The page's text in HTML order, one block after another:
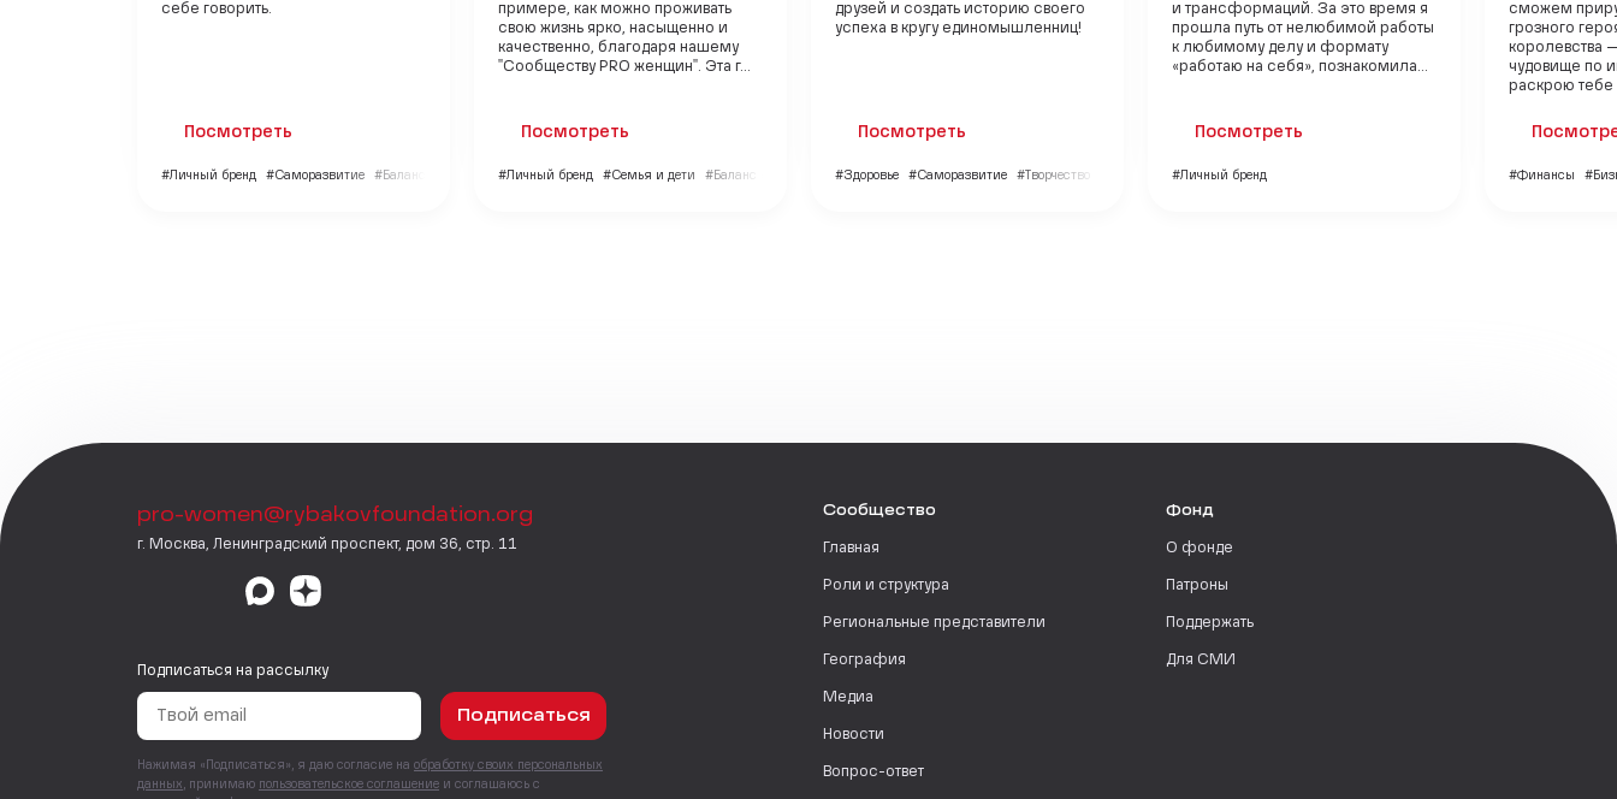
себе говорить.
Посмотреть
#Личный бренд #Саморазвитие #Баланс и гармония
примере, как можно проживать
свою жизнь ярко, насыщенно и
качественно, благодаря нашему
"Сообществу PRO женщин". Эта г...
Посмотреть
#Личный бренд #Семья и дети #Баланс и гармония
друзей и создать историю своего
успеха в кругу единомышленниц!
Посмотреть
#Здоровье #Саморазвитие #Творчество
и трансформаций. За это время я
прошла путь от нелюбимой работы
к любимому делу и формату
«работаю на себя», познакомила...
Посмотреть
#Личный бренд
сможем
грозного
королевства
чудовище по
раскрою тебе
#Финансы
pro-women@rybakovfoundation.org
г. Москва, Ленинградский проспект, дом 36, стр. 11
Подписаться на рассылку
Подписаться
Нажимая «Подписаться», я даю согласие на обработку своих персональных
данных , принимаю пользовательское соглашение и соглашаюсь с
Сообщество
Главная
Роли и структура
Региональные представители
География
Медиа
Новости
Вопрос-ответ
Фонд
О фонде
Патроны
Поддержать
Для СМИ